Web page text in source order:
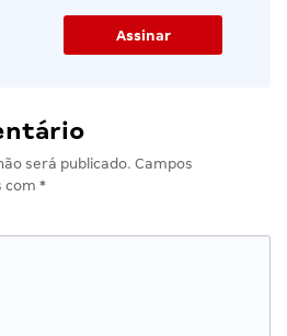
será publicado. Campos
com *